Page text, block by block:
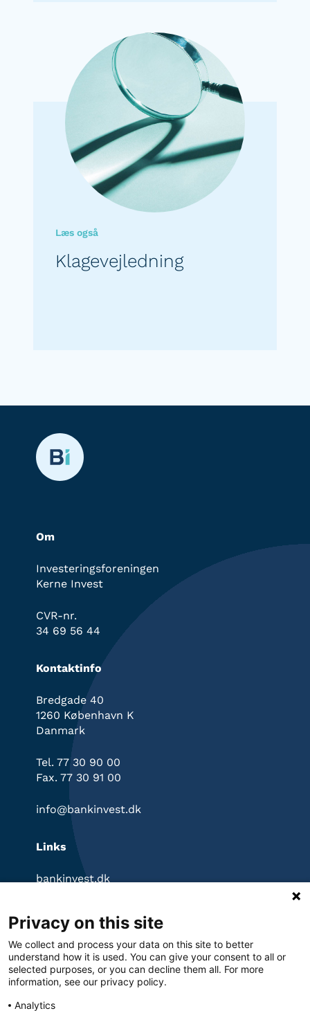
Læs også
Klagevejledning
Om
Investeringsforeningen
Kerne Invest
CVR-nr.
34 69 56 44
Kontaktinfo
Bredgade 40
1260 København K
Danmark
Tel. 77 30 90 00
Fax. 77 30 91 00
info@bankinvest.dk
Links
bankinvest.dk
Ansvarsfraskrivelse
Privatlivspolitik
Cookies
Privacy on this site
We collect and process your data on this site to better
understand how it is used. You can give your consent to all or
selected purposes, or you can decline them all. For more
information, see our privacy policy.
Analytics